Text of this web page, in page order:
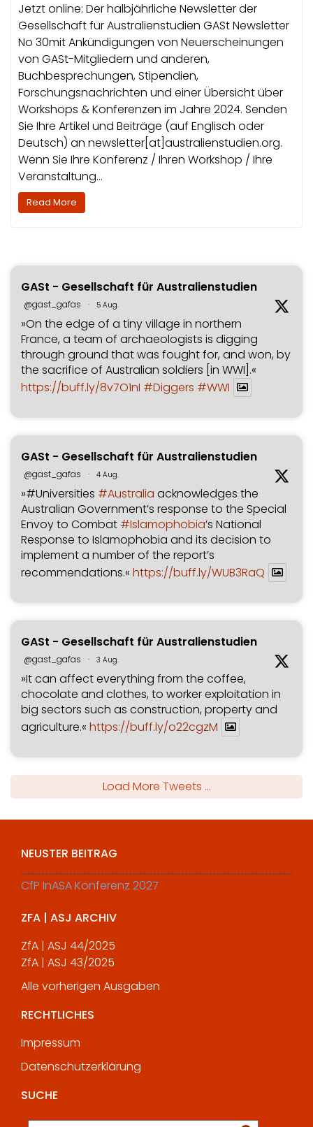
Jetzt online: Der halbjährliche Newsletter der
Gesellschaft für Australienstudien GASt Newsletter
No 30mit Ankündigungen von Neuerscheinungen
von GASt-Mitgliedern und anderen,
Buchbesprechungen, Stipendien,
Forschungsnachrichten und einer Übersicht über
Workshops & Konferenzen im Jahre 2024. Senden
Sie Ihre Artikel und Beiträge (auf Englisch oder
Deutsch) an newsletter[at]australienstudien.org.
Wenn Sie Ihre Konferenz / Ihren Workshop / Ihre
Veranstaltung…
Read More
GASt - Gesellschaft für Australienstudien
@gast_gafas · 5 Aug.
»On the edge of a tiny village in northern
France, a team of archaeologists is digging
through ground that was fought for, and won, by
the sacrifice of Australian soldiers [in WWI].«
https://buff.ly/8v7O1nI #Diggers #WWI
GASt - Gesellschaft für Australienstudien
@gast_gafas · 4 Aug.
»#Universities #Australia acknowledges the
Australian Government’s response to the Special
Envoy to Combat #Islamophobia’s National
Response to Islamophobia and its decision to
implement a number of the report’s
recommendations.« https://buff.ly/WUB3RaQ
GASt - Gesellschaft für Australienstudien
@gast_gafas · 3 Aug.
»It can affect everything from the coffee,
chocolate and clothes, to worker exploitation in
big sectors such as construction, property and
agriculture.« https://buff.ly/o22cgzM
Load More Tweets ...
NEUSTER BEITRAG
CfP InASA Konferenz 2027
ZFA | ASJ ARCHIV
ZfA | ASJ 44/2025
ZfA | ASJ 43/2025
Alle vorherigen Ausgaben
RECHTLICHES
Impressum
Datenschutzerklärung
SUCHE